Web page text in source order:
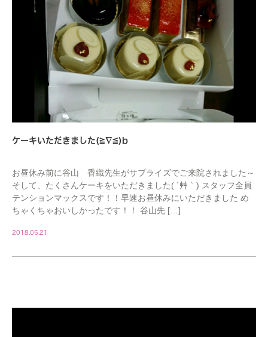
ケーキいただきました(≧∇≦)b
お昼休み前に谷山 香織先生がサプライズでご来院されました～
そして、たくさんケーキをいただきました( ´艸｀) スタッフ全員
テンションマックスです！！早速お昼休みにいただきました め
ちゃくちゃおいしかったです！！ 谷山先 […]
2018.05.21